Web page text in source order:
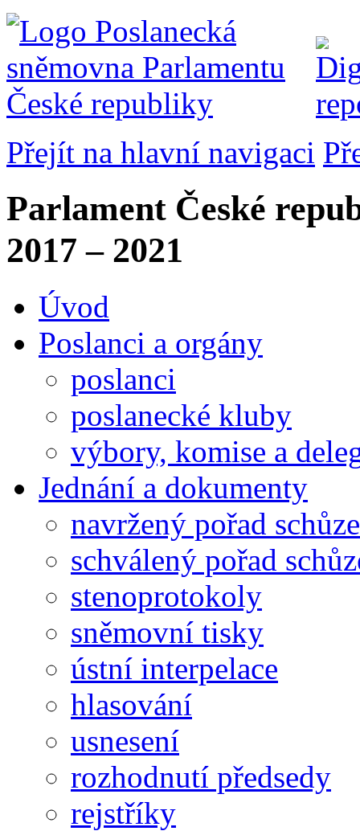
Přejít na hlavní navigaci
Parlament České
2017 – 2021
Úvod
Poslanci a orgány
poslanci
poslanecké kluby
výbory, komise a
Jednání a dokumenty
navržený pořad schůze
schválený pořad
stenoprotokoly
sněmovní tisky
ústní interpelace
hlasování
usnesení
rozhodnutí předsedy
rejstříky